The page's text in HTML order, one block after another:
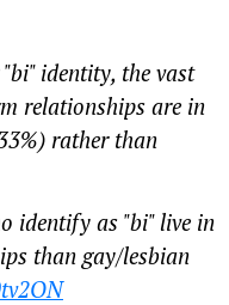
identity, the vast
relationships are in
rather than
identify as "bi" live in
than gay/lesbian